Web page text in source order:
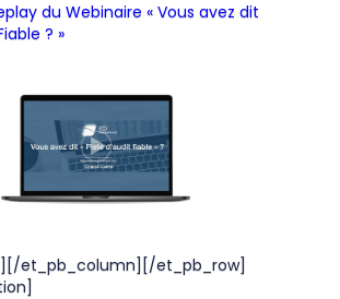
du Webinaire « Vous avez dit
? »
et_pb_column][/et_pb_row]